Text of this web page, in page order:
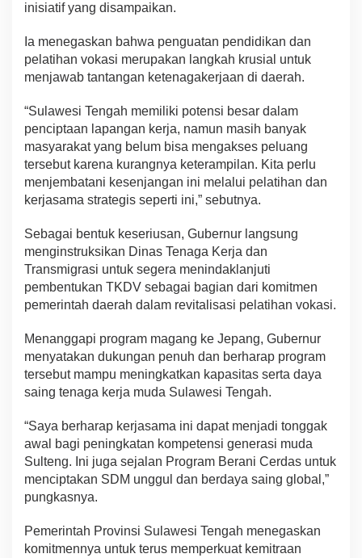
inisiatif yang disampaikan.
Ia menegaskan bahwa penguatan pendidikan dan
pelatihan vokasi merupakan langkah krusial untuk
menjawab tantangan ketenagakerjaan di daerah.
“Sulawesi Tengah memiliki potensi besar dalam
penciptaan lapangan kerja, namun masih banyak
masyarakat yang belum bisa mengakses peluang
tersebut karena kurangnya keterampilan. Kita perlu
menjembatani kesenjangan ini melalui pelatihan dan
kerjasama strategis seperti ini,” sebutnya.
Sebagai bentuk keseriusan, Gubernur langsung
menginstruksikan Dinas Tenaga Kerja dan
Transmigrasi untuk segera menindaklanjuti
pembentukan TKDV sebagai bagian dari komitmen
pemerintah daerah dalam revitalisasi pelatihan vokasi.
Menanggapi program magang ke Jepang, Gubernur
menyatakan dukungan penuh dan berharap program
tersebut mampu meningkatkan kapasitas serta daya
saing tenaga kerja muda Sulawesi Tengah.
“Saya berharap kerjasama ini dapat menjadi tonggak
awal bagi peningkatan kompetensi generasi muda
Sulteng. Ini juga sejalan Program Berani Cerdas untuk
menciptakan SDM unggul dan berdaya saing global,”
pungkasnya.
Pemerintah Provinsi Sulawesi Tengah menegaskan
komitmennya untuk terus memperkuat kemitraan